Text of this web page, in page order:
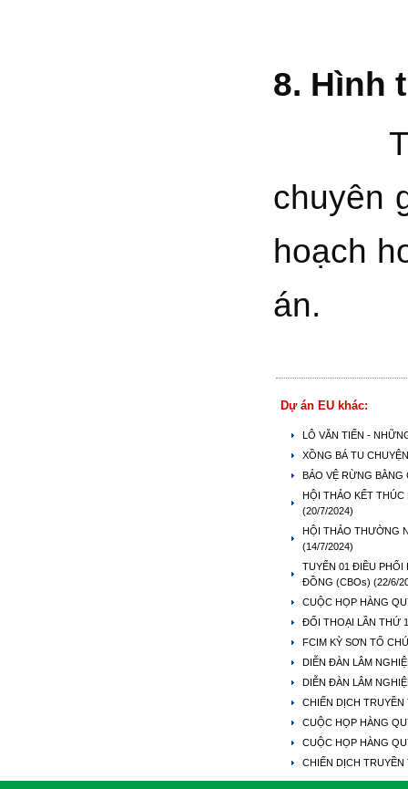
8. Hình
chuyên
hoạch
án.
Dự án EU khác:
LÔ VĂN TIẾN -
XỒNG BÁ TU
BẢO VỆ RỪNG
HỘI THẢO KẾT THÚC
(20/7/2024)
HỘI THẢO THƯỜNG
(14/7/2024)
TUYỂN 01 ĐIỀU PHỐI
ĐỒNG (CBOs) (22/6/
CUỘC HỌP HÀNG
ĐỐI THOẠI LẦN THỨ
FCIM KỲ SƠN TỔ
DIỄN ĐÀN LÂM
DIỄN ĐÀN LÂM
CHIẾN DỊCH
CUỘC HỌP HÀNG
CUỘC HỌP HÀNG
CHIẾN DỊCH